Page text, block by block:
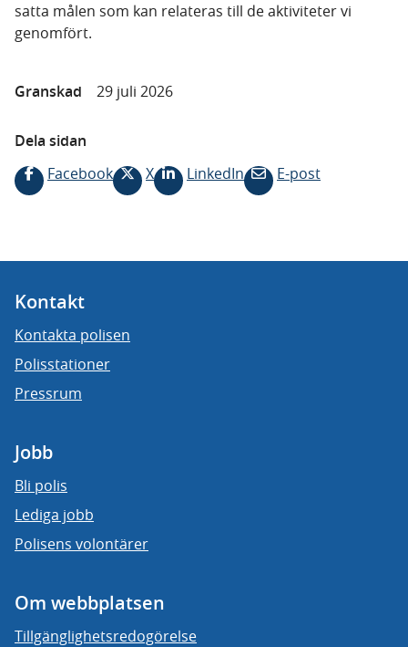
satta målen som kan relateras till de aktiviteter vi
genomfört.
Granskad 29 juli 2026
Dela sidan
Facebook
X LinkedIn E-post
Kontakt
Kontakta polisen
Polisstationer
Pressrum
Jobb
Bli polis
Lediga jobb
Polisens volontärer
Om webbplatsen
Tillgänglighetsredogörelse